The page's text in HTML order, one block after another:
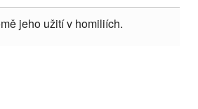
jeho užití v homiliích.